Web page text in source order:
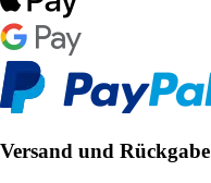
Versand und Rückgabe